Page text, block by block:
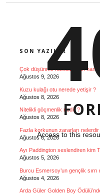
SIDEBAR
SON YAZILAR
Çok düşünme hastalığı için
Ağustos 9, 2026
Kuzu kulağı otu nerede yetişir ?
Ağustos 8, 2026
Nitelikli göçmenlik nedir ?
Ağustos 8, 2026
Fazla korkunun zararları nelerdir
Ağustos 6, 2026
Ayı Paddington seslendiren kim
Ağustos 5, 2026
Burcu Esmersoy’un gençlik sırrı
Ağustos 4, 2026
Arda Güler Golden Boy
Access to this